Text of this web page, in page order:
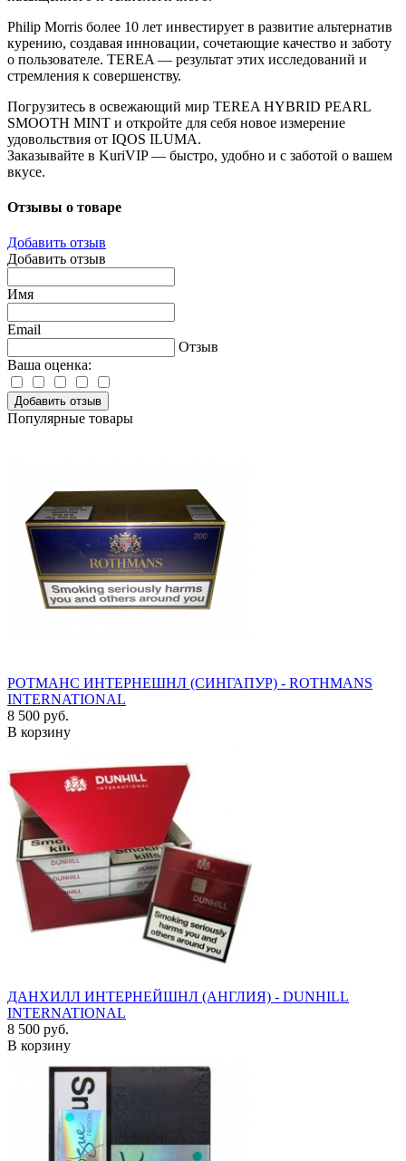
Philip Morris более 10 лет инвестирует в развитие альтернатив
курению, создавая инновации, сочетающие качество и заботу
о пользователе. TEREA — результат этих исследований и
стремления к совершенству.
Погрузитесь в освежающий мир TEREA HYBRID PEARL
SMOOTH MINT и откройте для себя новое измерение
удовольствия от IQOS ILUMA.
Заказывайте в KuriVIP — быстро, удобно и с заботой о вашем
вкусе.
Отзывы о товаре
Добавить отзыв
Добавить отзыв
Имя
Email
Отзыв
Ваша оценка:
Добавить отзыв
Популярные товары
РОТМАНС ИНТЕРНЕШНЛ (СИНГАПУР) - ROTHMANS
INTERNATIONAL
8 500 руб.
В корзину
ДАНХИЛЛ ИНТЕРНЕЙШНЛ (АНГЛИЯ) - DUNHILL
INTERNATIONAL
8 500 руб.
В корзину